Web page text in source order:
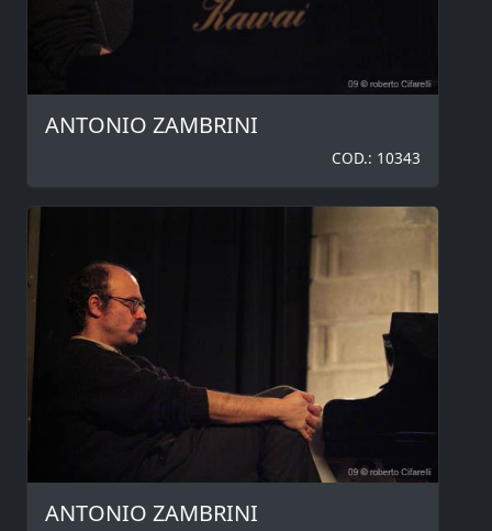
ANTONIO ZAMBRINI
COD.: 10343
ANTONIO ZAMBRINI